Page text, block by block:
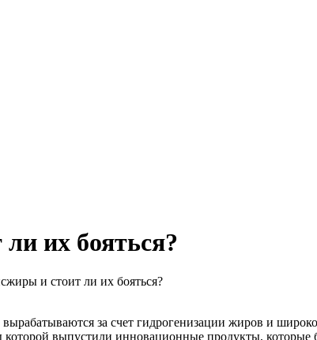
их бояться?
и стоит ли их бояться?
вырабатываются за счет гидрогенизации жиров и
выпустили инновационные продукты,